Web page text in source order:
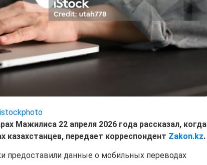
istockphoto
Мажилиса 22 апреля 2026 года рассказал, когда
казахстанцев, передает корреспондент Zakon.kz.
предоставили данные о мобильных переводах